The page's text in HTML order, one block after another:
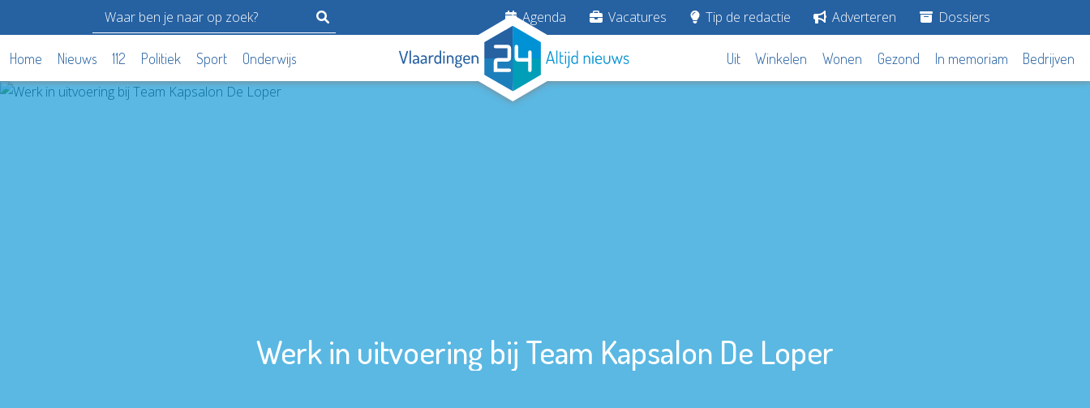
Agenda Vacatures Tip de redactie Adverteren Dossiers
Home Nieuws 112 Politiek Sport Onderwijs Uit Winkelen Wonen Gezond In memoriam Bedrijven
Werk in uitvoering bij Team Kapsalon De Loper